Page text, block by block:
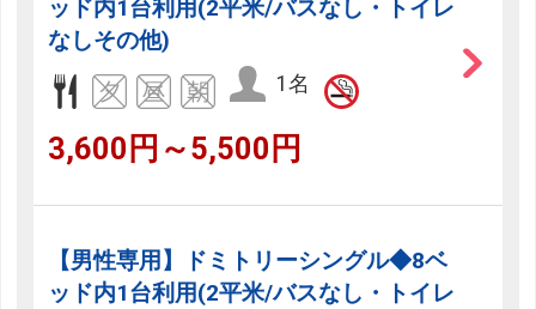
ッド内1台利用(2平米/バスなし・トイレ
なしその他)
1名
3,600円～5,500円
【男性専用】ドミトリーシングル◆8ベ
ッド内1台利用(2平米/バスなし・トイレ